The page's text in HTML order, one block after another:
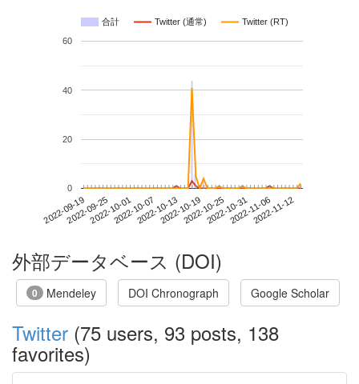
合計 Twitter (通常) Twitter (RT)
2022-09-192022-09-252022-10-012022-10-072022-10-132022-10-192022-10-252022-10-312022-11-062022-11-12
0
20
40
60
外部データベース (DOI)
0 Mendeley DOI Chronograph Google Scholar
Twitter (75 users, 93 posts, 138
favorites)